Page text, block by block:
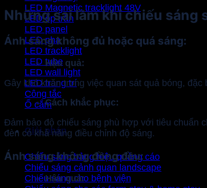
LED Magnetic tracklight 48V
LED ốp trần
LED panel
LED pha
LED tracklight
LED tube
LED wall light
LED trang trí
Công tắc
Ổ cắm
Giải pháp
Chiếu sáng bảng hiệu quảng cáo
Chiếu sáng cảnh quan landscape
Chiếu sáng cho bệnh viện
Những sai lầm khi chiếu sáng
Ánh sáng không đủ hoặc quá sáng:
Hậu quả:
Gây khó khăn trong việc quan sát quả bóng,
Cách khắc phục:
Đảm bảo độ chiếu sáng phù hợp với tiêu chuẩn
đèn có khả năng điều chỉnh độ sáng.
Ánh sáng không đồng đều:
Hậu quả: